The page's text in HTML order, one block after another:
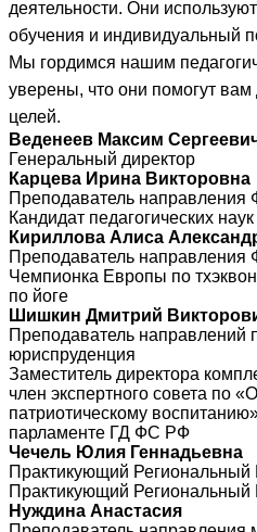
деятельности. Они
обучения и индивидуальный
Мы гордимся нашим
уверены, что они помогут
целей.
Веденеев Максим
Генеральный директор
Карцева Ирина Викторовна
Преподаватель направления
Кандидат педагогических наук
Кириллова Алиса
Преподаватель направления
Чемпионка Европы по
по йоге
Шишкин Дмитрий
Преподаватель направлений
юриспруденция
Заместитель директора
член экспертного совета по
патриотическому
парламенте ГД ФС РФ
Чечель Юлия Геннадьевна
Практикующий Региональный
Практикующий Региональный
Нуждина Анастасия